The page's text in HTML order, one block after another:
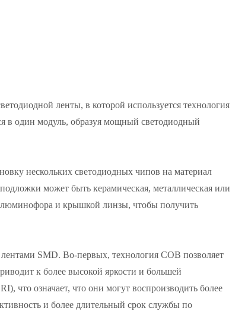
ленты, в которой используется технология
в один модуль, образуя мощный светодиодный
нескольких светодиодных чипов на материал
может быть керамическая, металлическая или
люминофора и крышкой линзы, чтобы получить
SMD. Во-первых, технология COB позволяет
к более высокой яркости и большей
что означает, что они могут воспроизводить более
и более длительный срок службы по